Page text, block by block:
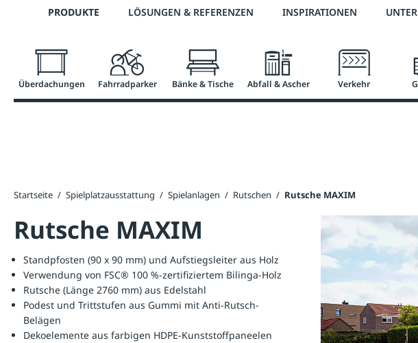
Zur Hauptnavigation springen
Telefon: 0800 / 100 49 02 2 % Vorkassen-Skonto
PRODUKTE LÖSUNGEN & REFERENZEN INSPIRATIONEN
Überdachungen Fahrradparker Bänke & Tische Abfall & Ascher Verkehr
Startseite / Spielplatzausstattung / Spielanlagen / Rutschen / Rutsche MAXIM
Rutsche MAXIM
Standpfosten (90 x 90 mm) und Aufstiegsleiter aus Holz
Verwendung von FSC® 100 %-zertifiziertem Bilinga-Holz
Rutsche (Länge 2760 mm) aus Edelstahl
Podest und Trittstufen aus Gummi mit Anti-Rutsch-
Belägen
Dekoelemente aus farbigen HDPE-Kunststoffpaneelen